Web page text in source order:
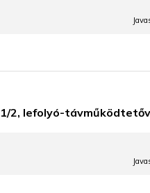
2, lefolyó-